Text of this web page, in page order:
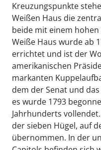
Kreuzungspunkte
Weißen Haus die
beide mit einem
Weiße Haus wurde ab
errichtet und ist der
amerikanischen
markanten
dem der Senat und
es wurde 1793
Jahrhunderts
der sieben Hügel, auf
übernommen. In der